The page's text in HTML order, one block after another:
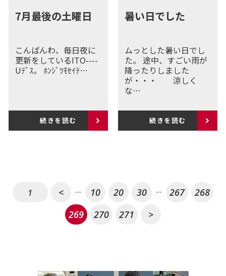
7月最後の土曜日
こんばんわ、毎日夜に
更新をしているITO----
Uﾃﾞｽ。 ﾎﾝｼﾞﾂﾓｾｲﾃ…
続きを読む
暑い日でした
ムっとした暑い日でし
た。 途中、すごい雨が
降ったりしました
が・・・ 涼しく
な…
続きを読む
1 < ... 10 20 30 ... 267
268
269
270 271 >